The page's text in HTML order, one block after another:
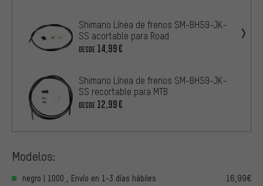
Shimano Línea de frenos SM-BH59-JK-
SS acortable para Road
DESDE 14,99€
Shimano Línea de frenos SM-BH59-JK-
SS recortable para MTB
DESDE 12,99€
Modelos:
negro | 1000 , Envío en 1-3 días hábiles
16,99€